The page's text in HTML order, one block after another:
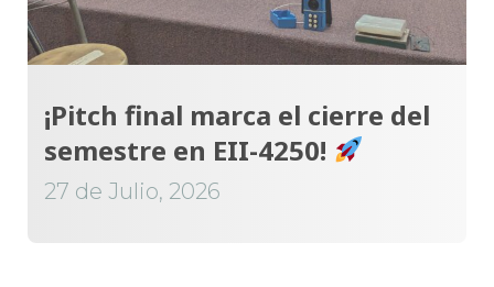
¡Pitch final marca el cierre del
semestre en EII-4250!
27 de Julio, 2026